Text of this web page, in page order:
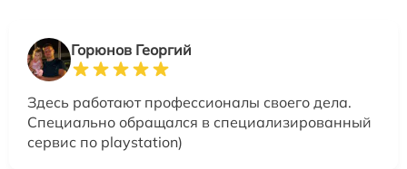
Горюнов Георгий
Здесь работают профессионалы своего дела.
Специально обращался в специализированный
сервис по playstation)